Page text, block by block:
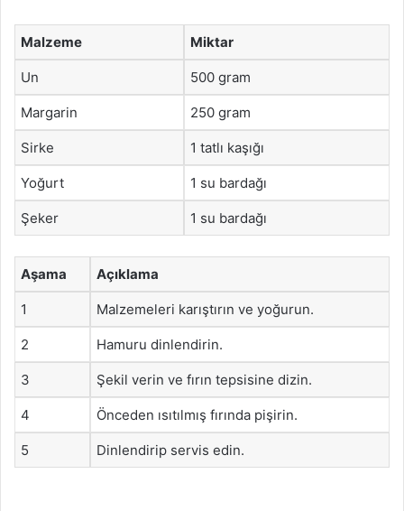
Malzeme Miktar
Un 500 gram
Margarin 250 gram
Sirke 1 tatlı kaşığı
Yoğurt 1 su bardağı
Şeker 1 su bardağı
Aşama Açıklama
1 Malzemeleri karıştırın ve yoğurun.
2 Hamuru dinlendirin.
3 Şekil verin ve fırın tepsisine dizin.
4 Önceden ısıtılmış fırında pişirin.
5 Dinlendirip servis edin.